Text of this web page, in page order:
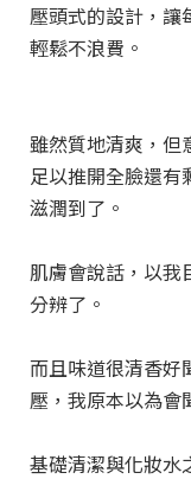
壓頭式的設計，讓
輕鬆不浪費。
雖然質地清爽，但
足以推開全臉還有
滋潤到了。
肌膚會說話，以我
分辨了。
而且味道很清香好
壓，我原本以為會
基礎清潔與化妝水